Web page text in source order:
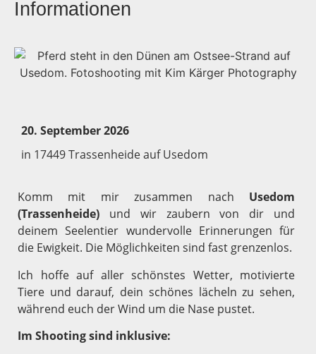
Informationen
20. September 2026
in 17449 Trassenheide auf Usedom
Komm mit mir zusammen nach Usedom
(Trassenheide) und wir zaubern von dir und
deinem Seelentier wundervolle Erinnerungen für
die Ewigkeit. Die Möglichkeiten sind fast grenzenlos.
Ich hoffe auf aller schönstes Wetter, motivierte
Tiere und darauf, dein schönes lächeln zu sehen,
während euch der Wind um die Nase pustet.
Im Shooting sind inklusive: